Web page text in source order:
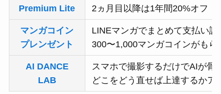
Premium Lite
2ヵ月目以降は1年間20%オフ
マンガコイン
プレンゼント
LINEマンガでまとめて支払い設
300〜1,000マンガコインがもら
AI DANCE
LAB
スマホで撮影するだけでAIが骨
どこをどう直せば上達するかア